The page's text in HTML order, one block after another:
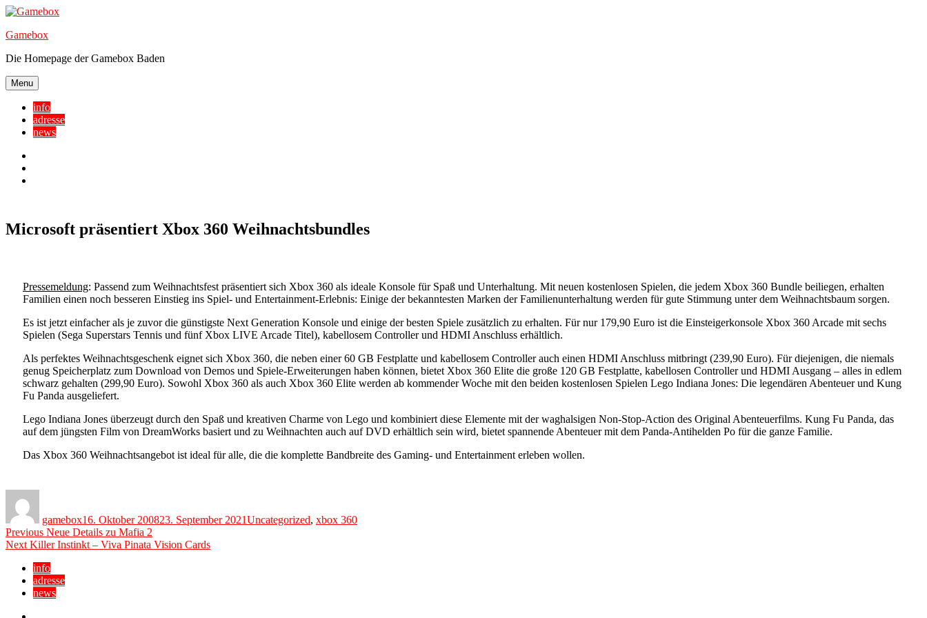
Skip
content
Gamebox
Die Homepage der Gamebox Baden
Menu
info
adresse
news
Microsoft präsentiert Xbox 360 Weihnachtsbundles
Pressemeldung: Passend zum Weihnachtsfest präsentiert sich Xbox 360 als ideale Konsole für Spaß und Unterhaltung. Mit neuen kostenlosen Spielen, die jedem Xbox 360 Bundle beiliegen, erhalten
Familien einen noch besseren Einstieg ins Spiel- und Entertainment-Erlebnis: Einige der bekanntesten Marken der Familienunterhaltung werden für gute Stimmung unter dem Weihnachtsbaum sorgen.
Es ist jetzt einfacher als je zuvor die günstigste Next Generation Konsole und einige der besten Spiele zusätzlich zu erhalten. Für nur 179,90 Euro ist die Einsteigerkonsole Xbox 360 Arcade mit sechs
Spielen (Sega Superstars Tennis und fünf Xbox LIVE Arcade Titel), kabellosem Controller und HDMI Anschluss erhältlich.
Als perfektes Weihnachtsgeschenk eignet sich Xbox 360, die neben einer 60 GB Festplatte und kabellosem Controller auch einen HDMI Anschluss mitbringt (239,90 Euro). Für diejenigen, die niemals
genug Speicherplatz zum Download von Demos und Spiele-Erweiterungen haben können, bietet Xbox 360 Elite die große 120 GB Festplatte, kabellosen Controller und HDMI Ausgang – alles in edlem
schwarz gehalten (299,90 Euro). Sowohl Xbox 360 als auch Xbox 360 Elite werden ab kommender Woche mit den beiden kostenlosen Spielen Lego Indiana Jones: Die legendären Abenteuer und Kung
Fu Panda ausgeliefert.
Lego Indiana Jones überzeugt durch den Spaß und kreativen Charme von Lego und kombiniert diese Elemente mit der waghalsigen Non-Stop-Action des Original Abenteuerfilms. Kung Fu Panda, das
auf dem jüngsten Film von DreamWorks basiert und zu Weihnachten auch auf DVD erhältlich sein wird, bietet spannende Abenteuer mit dem Panda-Antihelden Po für die ganze Familie.
Das Xbox 360 Weihnachtsangebot ist ideal für alle, die die komplette Bandbreite des Gaming- und Entertainment erleben wollen.
gamebox16. Oktober 200823. September 2021Uncategorized, xbox 360
Beitragsnavigation
Previous Previous
post:
Neue Details zu Mafia 2
Next Next
Killer Instinkt – Viva Pinata Vision Cards
info
adresse
news